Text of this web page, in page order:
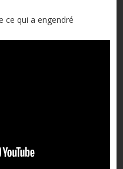
ce qui a engendré